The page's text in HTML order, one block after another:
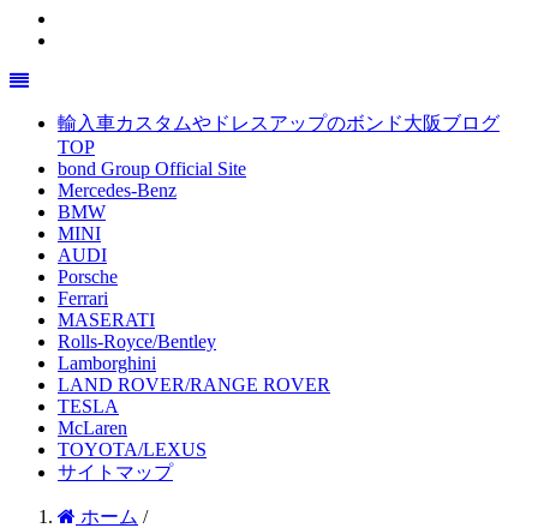
輸入車カスタムやドレスアップのボンド大阪ブログ
TOP
bond Group Official Site
Mercedes-Benz
BMW
MINI
AUDI
Porsche
Ferrari
MASERATI
Rolls-Royce/Bentley
Lamborghini
LAND ROVER/RANGE ROVER
TESLA
McLaren
TOYOTA/LEXUS
サイトマップ
ホーム /